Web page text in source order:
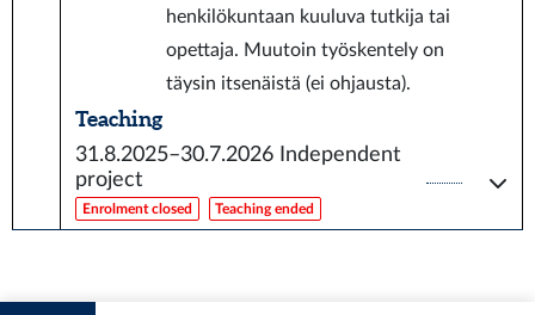
henkilökuntaan kuuluva tutkija tai
opettaja. Muutoin työskentely on
täysin itsenäistä (ei ohjausta).
Teaching
31.8.2025–30.7.2026
Independent
project
Enrolment closed Teaching ended